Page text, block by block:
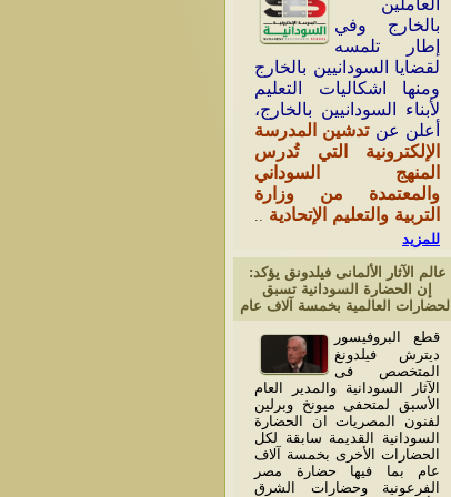
العاملين
بالخارج وفي
إطار تلمسه
لقضايا السودانيين بالخارج
ومنها اشكاليات التعليم
لأبناء السودانيين بالخارج،
أعلن عنتدشين المدرسة
الإلكترونية التي تُدرس
المنهج السوداني
والمعتمدة من وزارة
التربية والتعليم الإتحادية ..
للمزيد
عالم الآثار الألمانى فيلدونق يؤكد:
إن الحضارة السودانية تسبق
الحضارات العالمية بخمسة آلاف عام
قطع البروفيسور
ديترش فيلدونغ
المتخصص فى
الآثار السودانية والمدير العام
الأسبق لمتحفى ميونخ وبرلين
لفنون المصريات ان الحضارة
السودانية القديمة سابقة لكل
الحضارات الأخرى بخمسة آلاف
عام بما فيها حضارة مصر
الفرعونية وحضارات الشرق